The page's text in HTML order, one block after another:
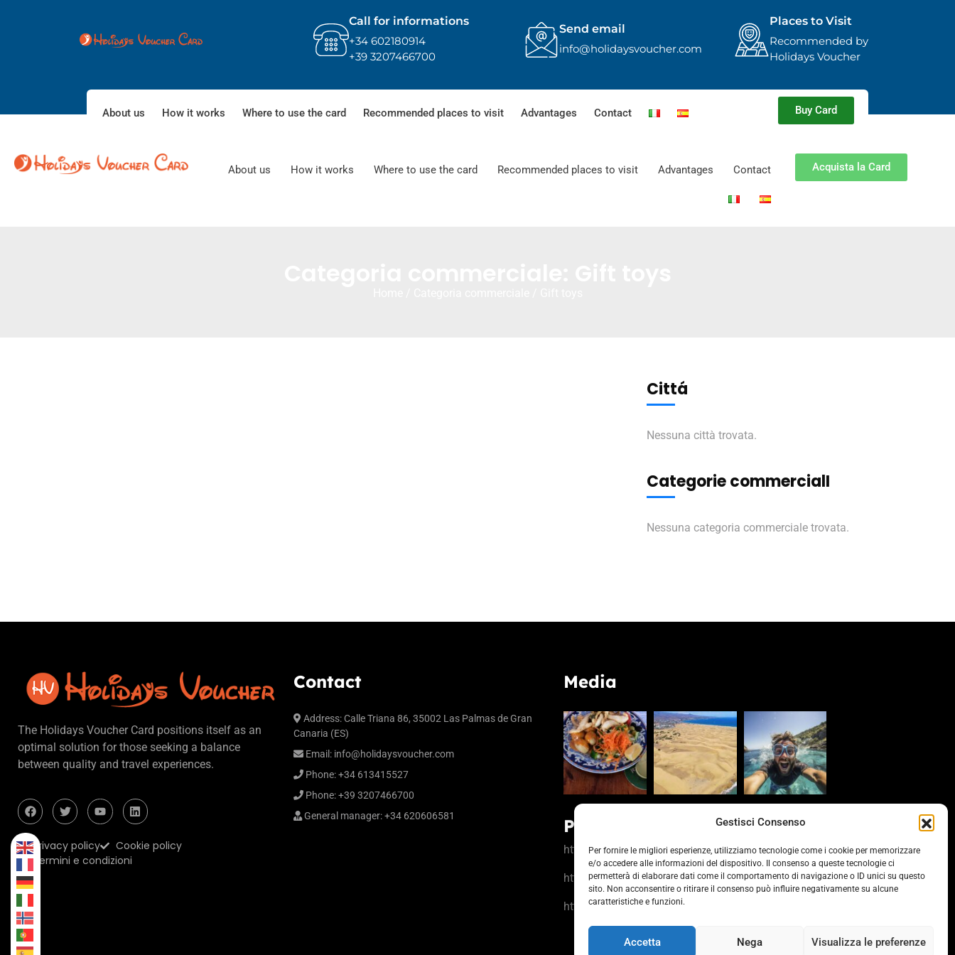
Gestisci Consenso
Per fornire le migliori esperienze, utilizziamo tecnologie come i cookie per memorizzare
e/o accedere alle informazioni del dispositivo. Il consenso a queste tecnologie ci
permetterà di elaborare dati come il comportamento di navigazione o ID unici su questo
sito. Non acconsentire o ritirare il consenso può influire negativamente su alcune
caratteristiche e funzioni.
Accetta Nega Visualizza le preferenze
Call for informations
+34 602180914
+39 3207466700
Send email
info@holidaysvoucher.com
Places to Visit
Recommended by
Holidays Voucher
About us How it works Where to use the card Recommended places to visit Advantages Contact Buy Card
About us How it works Where to use the card Recommended places to visit Advantages Contact Acquista la Card
Cittá
Nessuna città trovata.
Categorie commercialI
Nessuna categoria commerciale trovata.
The Holidays Voucher Card positions itself as an
optimal solution for those seeking a balance
between quality and travel experiences.
Privacy policy
Cookie policy
Termini e condizioni
Contact
Address:Calle Triana 86, 35002 Las Palmas de Gran
Canaria (ES)
Email: info@holidaysvoucher.com
Phone:+34 613415527
Phone:+39 3207466700
General manager:+34 620606581
Media
Partners
https://www.laprovinciacv.it/
https://www.civonline.it/
https://b-rewards.it/